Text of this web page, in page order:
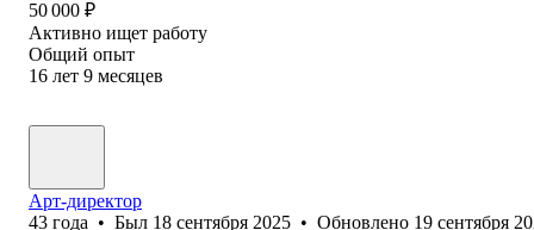
50 000 ₽
Активно ищет работу
Общий опыт
16 лет 9 месяцев
Арт-директор
43 года • Был 18 сентября 2025 • Обновлено 19 сентября